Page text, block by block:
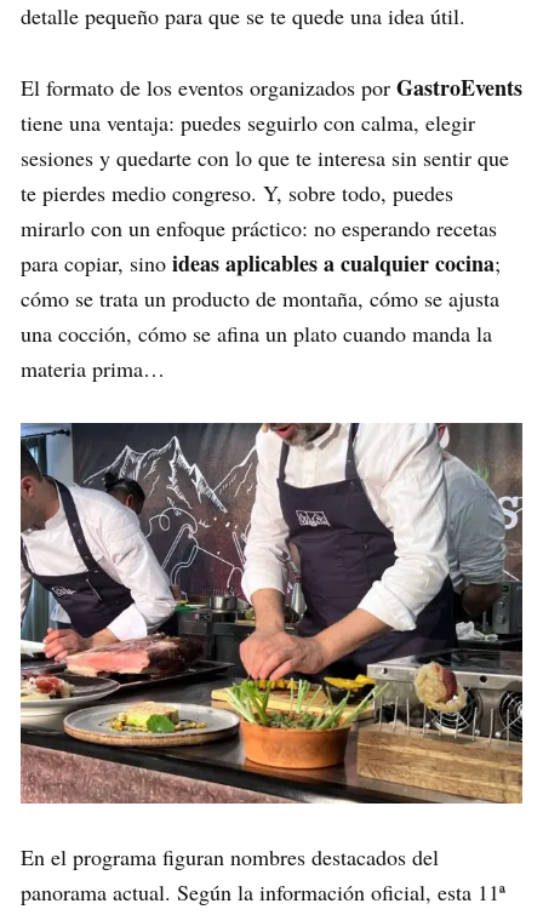
detalle pequeño para que se te quede una idea útil.
El formato de los eventos organizados por GastroEvents
tiene una ventaja: puedes seguirlo con calma, elegir
sesiones y quedarte con lo que te interesa sin sentir que
te pierdes medio congreso. Y, sobre todo, puedes
mirarlo con un enfoque práctico: no esperando recetas
para copiar, sino ideas aplicables a cualquier cocina;
cómo se trata un producto de montaña, cómo se ajusta
una cocción, cómo se afina un plato cuando manda la
materia prima…
En el programa figuran nombres destacados del
panorama actual. Según la información oficial, esta 11ª